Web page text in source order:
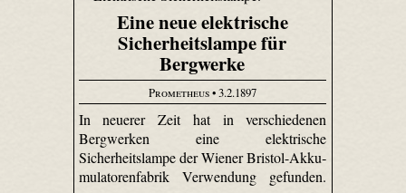
Eine neue elektrische
Sicherheitslampe für
Bergwerke
Prometheus• 3.2.1897
In neuerer Zeit hat in verschiedenen
Bergwerken eine elektrische
Sicherheitslampe der Wiener Bristol-Akku­
mulatoren­fabrik Verwendung gefunden.